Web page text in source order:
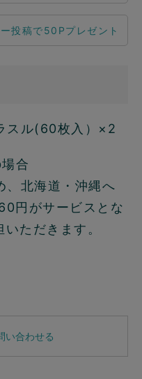
スル(60枚入）×2
合
、北海道・沖縄へ
円がサービスとな
ただきます。
い合わせる